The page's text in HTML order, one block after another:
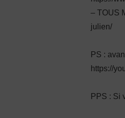
– TOUS
julien/
PS :
https://
PPS : Si